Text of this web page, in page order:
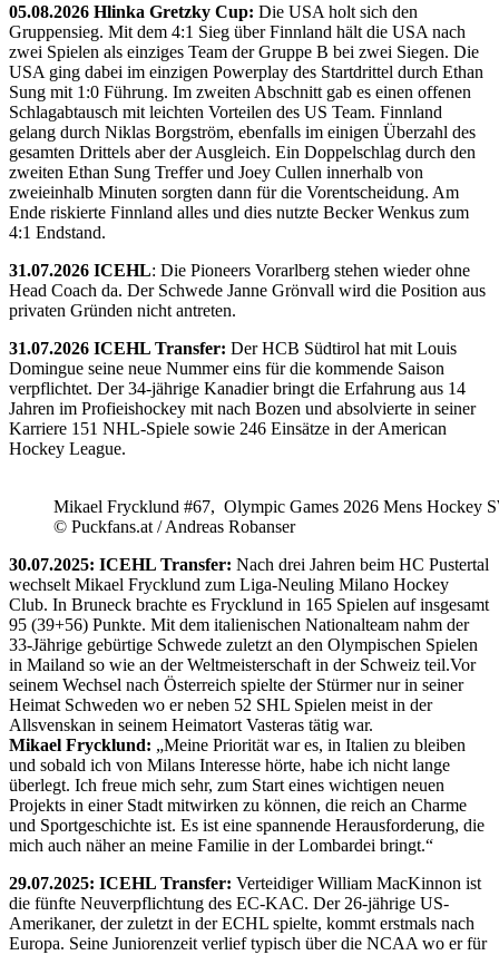
05.08.2026 Hlinka Gretzky Cup: Die USA holt sich den
Gruppensieg. Mit dem 4:1 Sieg über Finnland hält die USA nach
zwei Spielen als einziges Team der Gruppe B bei zwei Siegen. Die
USA ging dabei im einzigen Powerplay des Startdrittel durch Ethan
Sung mit 1:0 Führung. Im zweiten Abschnitt gab es einen offenen
Schlagabtausch mit leichten Vorteilen des US Team. Finnland
gelang durch Niklas Borgström, ebenfalls im einigen Überzahl des
gesamten Drittels aber der Ausgleich. Ein Doppelschlag durch den
zweiten Ethan Sung Treffer und Joey Cullen innerhalb von
zweieinhalb Minuten sorgten dann für die Vorentscheidung. Am
Ende riskierte Finnland alles und dies nutzte Becker Wenkus zum
4:1 Endstand.
31.07.2026 ICEHL: Die Pioneers Vorarlberg stehen wieder ohne
Head Coach da. Der Schwede Janne Grönvall wird die Position aus
privaten Gründen nicht antreten.
31.07.2026 ICEHL Transfer: Der HCB Südtirol hat mit Louis
Domingue seine neue Nummer eins für die kommende Saison
verpflichtet. Der 34-jährige Kanadier bringt die Erfahrung aus 14
Jahren im Profieishockey mit nach Bozen und absolvierte in seiner
Karriere 151 NHL-Spiele sowie 246 Einsätze in der American
Hockey League.
Mikael Frycklund #67, Olympic Games 2026 Mens Hockey
© Puckfans.at / Andreas Robanser
30.07.2025: ICEHL Transfer: Nach drei Jahren beim HC Pustertal
wechselt Mikael Frycklund zum Liga-Neuling Milano Hockey
Club. In Bruneck brachte es Frycklund in 165 Spielen auf insgesamt
95 (39+56) Punkte. Mit dem italienischen Nationalteam nahm der
33-Jährige gebürtige Schwede zuletzt an den Olympischen Spielen
in Mailand so wie an der Weltmeisterschaft in der Schweiz teil.Vor
seinem Wechsel nach Österreich spielte der Stürmer nur in seiner
Heimat Schweden wo er neben 52 SHL Spielen meist in der
Allsvenskan in seinem Heimatort Vasteras tätig war.
Mikael Frycklund: „Meine Priorität war es, in Italien zu bleiben
und sobald ich von Milans Interesse hörte, habe ich nicht lange
überlegt. Ich freue mich sehr, zum Start eines wichtigen neuen
Projekts in einer Stadt mitwirken zu können, die reich an Charme
und Sportgeschichte ist. Es ist eine spannende Herausforderung, die
mich auch näher an meine Familie in der Lombardei bringt.“
29.07.2025: ICEHL Transfer: Verteidiger William MacKinnon ist
die fünfte Neuverpflichtung des EC-KAC. Der 26-jährige US-
Amerikaner, der zuletzt in der ECHL spielte, kommt erstmals nach
Europa. Seine Juniorenzeit verlief typisch über die NCAA wo er für